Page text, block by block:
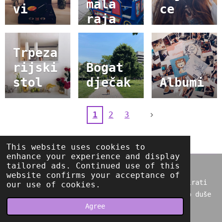
This website uses cookies to
enhance your experience and display
tailored ads. Continued use of this
website confirms your acceptance of
our use of cookies.
Agree
vi
mala
raja
ce
Trpeza
rijski
stol
Bogat
dječak
Albumi
1 2 3
Svi tekstovi i sve pjesme na blogu autorsko su
vlašnistvo te ih je zabranjeno prenositi i kopirati
bez navedenog izvora i potpisa. © 2022 Ogledalo duše